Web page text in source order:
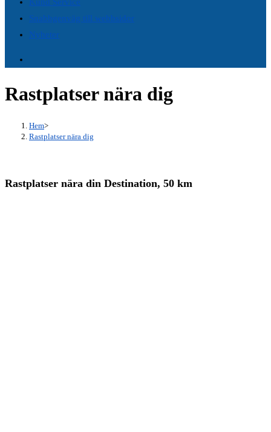
Snabbgenväg till webbsidor
Nyheter
Rastplatser nära dig
Hem>
Rastplatser nära dig
Rastplatser nära din Destination, 50 km